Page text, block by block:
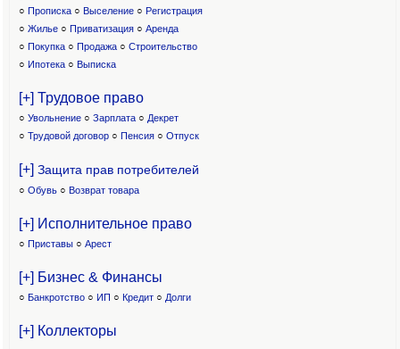
○ Прописка ○ Выселение ○ Регистрация
○ Жилье ○ Приватизация ○ Аренда
○ Покупка ○ Продажа ○ Строительство
○ Ипотека ○ Выписка
[+] Трудовое право
○ Увольнение ○ Зарплата ○ Декрет
○ Трудовой договор ○ Пенсия ○ Отпуск
[+] Защита прав потребителей
○ Обувь ○ Возврат товара
[+] Исполнительное право
○ Приставы ○ Арест
[+] Бизнес & Финансы
○ Банкротство ○ ИП ○ Кредит ○ Долги
[+] Коллекторы